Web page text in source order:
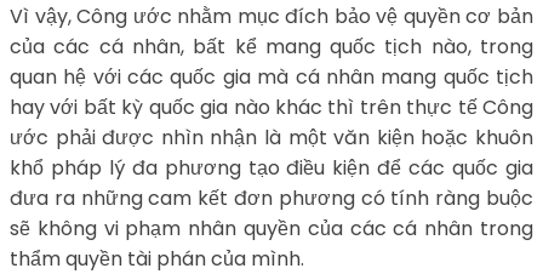
Vì vậy, Công ước nhằm mục đích bảo vệ quyền cơ bản
của các cá nhân, bất kể mang quốc tịch nào, trong
quan hệ với các quốc gia mà cá nhân mang quốc tịch
hay với bất kỳ quốc gia nào khác thì trên thực tế Công
ước phải được nhìn nhận là một văn kiện hoặc khuôn
khổ pháp lý đa phương tạo điều kiện để các quốc gia
đưa ra những cam kết đơn phương có tính ràng buộc
sẽ không vi phạm nhân quyền của các cá nhân trong
thẩm quyền tài phán của mình.